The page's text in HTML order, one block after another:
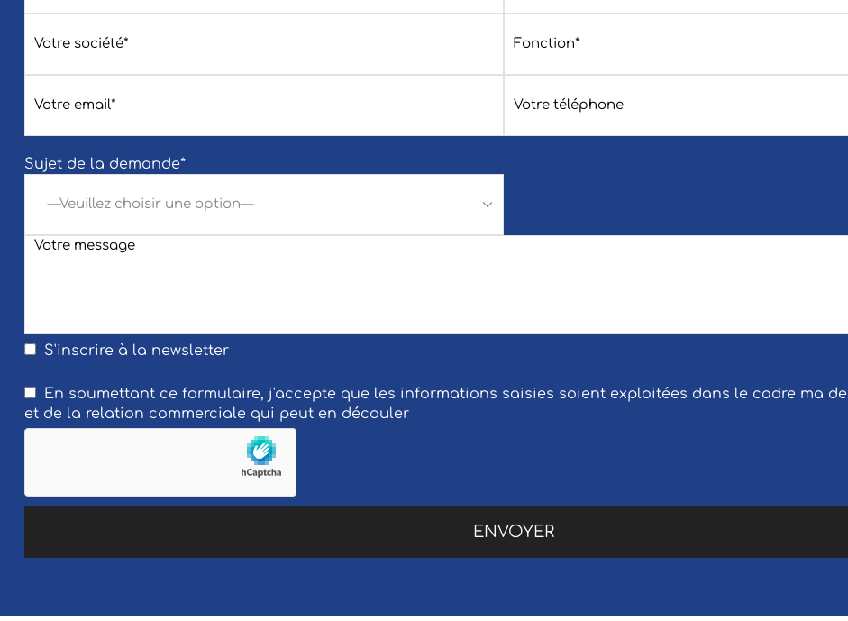
Sujet de la demande*
S'inscrire à la newsletter
En soumettant ce formulaire, j'accepte que les informations saisies soient exploitées dans le cadre ma
et de la relation commerciale qui peut en découler